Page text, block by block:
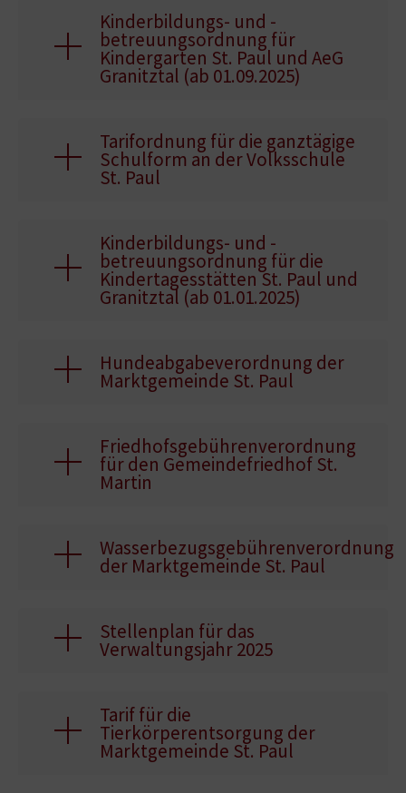
Kinderbildungs- und -
betreuungsordnung für
Kindergarten St. Paul und AeG
Granitztal (ab 01.09.2025)
Tarifordnung für die ganztägige
Schulform an der Volksschule
St. Paul
Kinderbildungs- und -
betreuungsordnung für die
Kindertagesstätten St. Paul und
Granitztal (ab 01.01.2025)
Hundeabgabeverordnung der
Marktgemeinde St. Paul
Friedhofsgebührenverordnung
für den Gemeindefriedhof St.
Martin
Wasserbezugsgebührenverordnung
der Marktgemeinde St. Paul
Stellenplan für das
Verwaltungsjahr 2025
Tarif für die
Tierkörperentsorgung der
Marktgemeinde St. Paul